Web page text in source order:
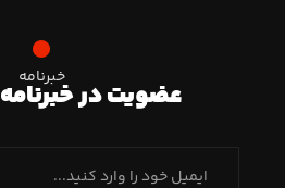
خبرنامه
عضویت در خبرنامه